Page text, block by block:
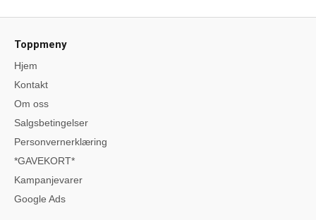
Toppmeny
Hjem
Kontakt
Om oss
Salgsbetingelser
Personvernerklæring
*GAVEKORT*
Kampanjevarer
Google Ads